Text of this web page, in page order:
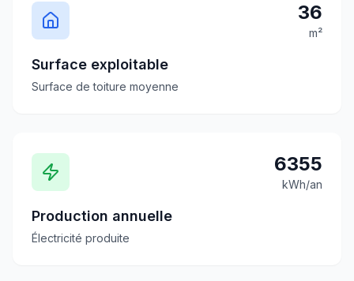
36
m²
Surface exploitable
Surface de toiture moyenne
6355
kWh/an
Production annuelle
Électricité produite